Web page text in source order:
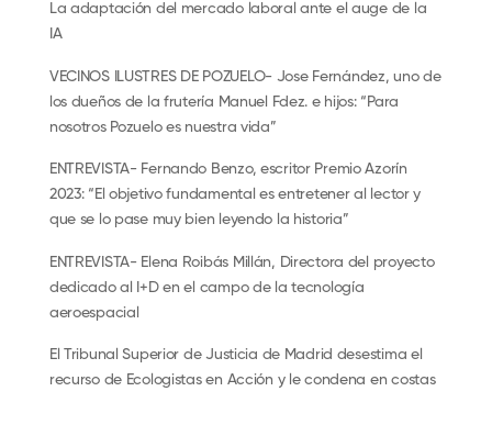
La adaptación del mercado laboral ante el auge de la
IA
VECINOS ILUSTRES DE POZUELO- Jose Fernández, uno de
los dueños de la frutería Manuel Fdez. e hijos: “Para
nosotros Pozuelo es nuestra vida”
ENTREVISTA- Fernando Benzo, escritor Premio Azorín
2023: “El objetivo fundamental es entretener al lector y
que se lo pase muy bien leyendo la historia”
ENTREVISTA- Elena Roibás Millán, Directora del proyecto
dedicado al I+D en el campo de la tecnología
aeroespacial
El Tribunal Superior de Justicia de Madrid desestima el
recurso de Ecologistas en Acción y le condena en costas